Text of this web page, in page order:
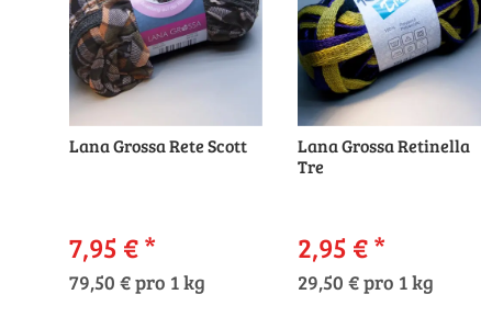
Lana Grossa Rete Scott
7,95 €*
79,50 € pro 1 kg
Lana Grossa Retinella
Tre
2,95 €*
29,50 € pro 1 kg